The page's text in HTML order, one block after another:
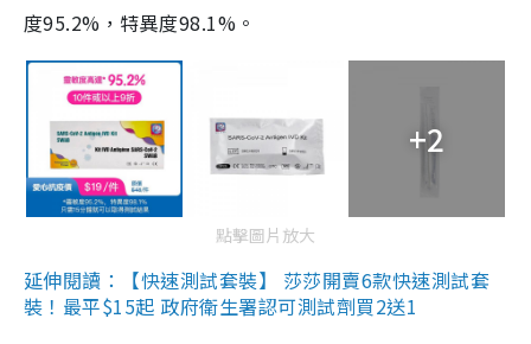
度95.2%，特異度98.1%。
+2
點擊圖片放大
延伸閱讀：【快速測試套裝】 莎莎開賣6款快速測試套
裝！最平$15起 政府衛生署認可測試劑買2送1